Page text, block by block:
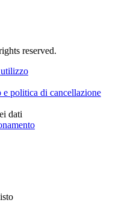
reserved.
politica di cancellazione
dati